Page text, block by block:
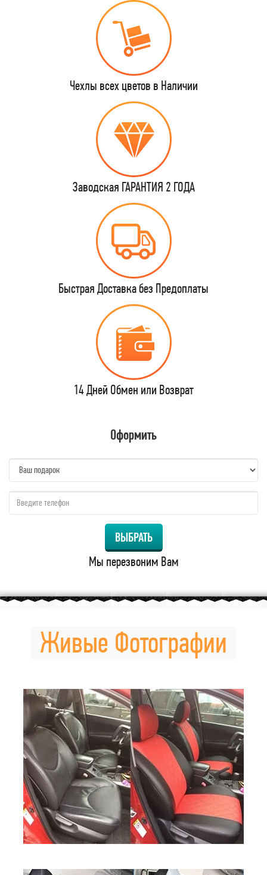
Чехлы всех цветов в Наличии
Заводская ГАРАНТИЯ 2 ГОДА
Быстрая Доставка без Предоплаты
14 Дней Обмен или Возврат
Оформить
ВЫБРАТЬ
Мы перезвоним Вам
Живые Фотографии